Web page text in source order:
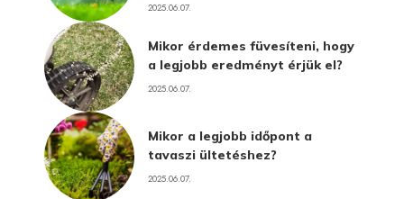
2025.06.07.
Mikor érdemes füvesíteni, hogy
a legjobb eredményt érjük el?
2025.06.07.
Mikor a legjobb időpont a
tavaszi ültetéshez?
2025.06.07.